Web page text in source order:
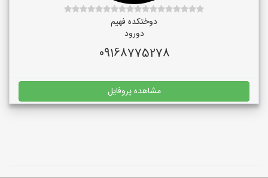
دوختکده فهیم
دورود
09168775278
مشاهده پروفایل